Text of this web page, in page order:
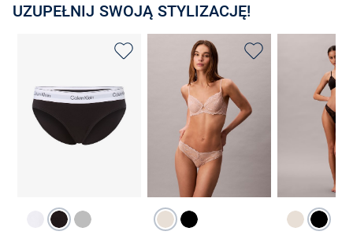
UZUPEŁNIJ SWOJĄ STYLIZACJĘ!